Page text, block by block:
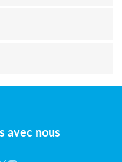
avec nous